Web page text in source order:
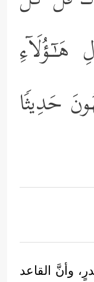
هَـٰۤـؤُلَاۤءِ
حَدِیثࣰا
وأنَّ القاعد